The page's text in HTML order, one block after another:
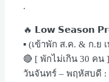
.
🔥 𝗟𝗼𝘄 𝗦𝗲𝗮𝘀𝗼𝗻
▪️ (เข้าพัก ส.ค. & ก.ย
🔴 [ พักไม่เกิน 30 คน ]
วันจันทร์ – พฤหัสบดี :